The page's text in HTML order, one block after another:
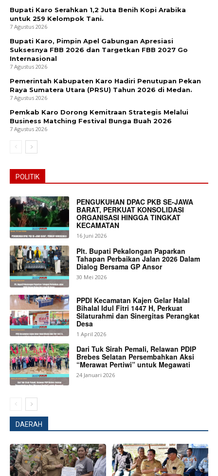
Bupati Karo Serahkan 1,2 Juta Benih Kopi Arabika
untuk 259 Kelompok Tani.
7 Agustus 2026
Bupati Karo, Pimpin Apel Gabungan Apresiasi
Suksesnya FBB 2026 dan Targetkan FBB 2027 Go
Internasional
7 Agustus 2026
Pemerintah Kabupaten Karo Hadiri Penutupan Pekan
Raya Sumatera Utara (PRSU) Tahun 2026 di Medan.
7 Agustus 2026
Pemkab Karo Dorong Kemitraan Strategis Melalui
Business Matching Festival Bunga Buah 2026
7 Agustus 2026
POLITIK
PENGUKUHAN DPAC PKB SE-JAWA
BARAT, PERKUAT KONSOLIDASI
ORGANISASI HINGGA TINGKAT
KECAMATAN
16 Juni 2026
Plt. Bupati Pekalongan Paparkan
Tahapan Perbaikan Jalan 2026 Dalam
Dialog Bersama GP Ansor
30 Mei 2026
PPDI Kecamatan Kajen Gelar Halal
Bihalal Idul Fitri 1447 H, Perkuat
Silaturahmi dan Sinergitas Perangkat
Desa
1 April 2026
Dari Tuk Sirah Pemali, Relawan PDIP
Brebes Selatan Persembahkan Aksi
“Merawat Pertiwi” untuk Megawati
24 Januari 2026
DAERAH